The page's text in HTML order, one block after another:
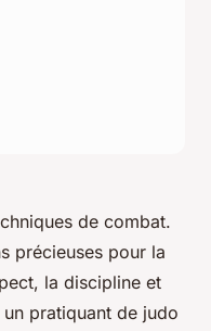
de combat.
précieuses pour la
la discipline et
pratiquant de judo